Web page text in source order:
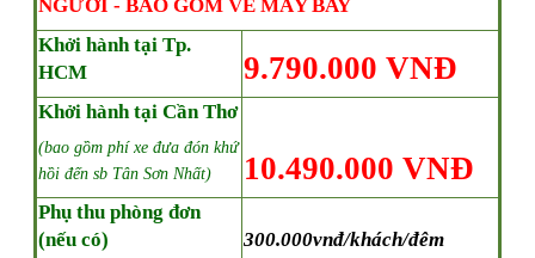
NGƯỜI - BAO GỒM VÉ MÁY BAY
Khởi hành tại Tp.
HCM
9.790.000 VNĐ
Khởi hành tại Cần Thơ
(bao gồm phí xe đưa đón khứ
hồi đến sb Tân Sơn Nhất)
10.490.000 VNĐ
Phụ thu phòng đơn
(nếu có)
300.000vnđ/khách/đêm